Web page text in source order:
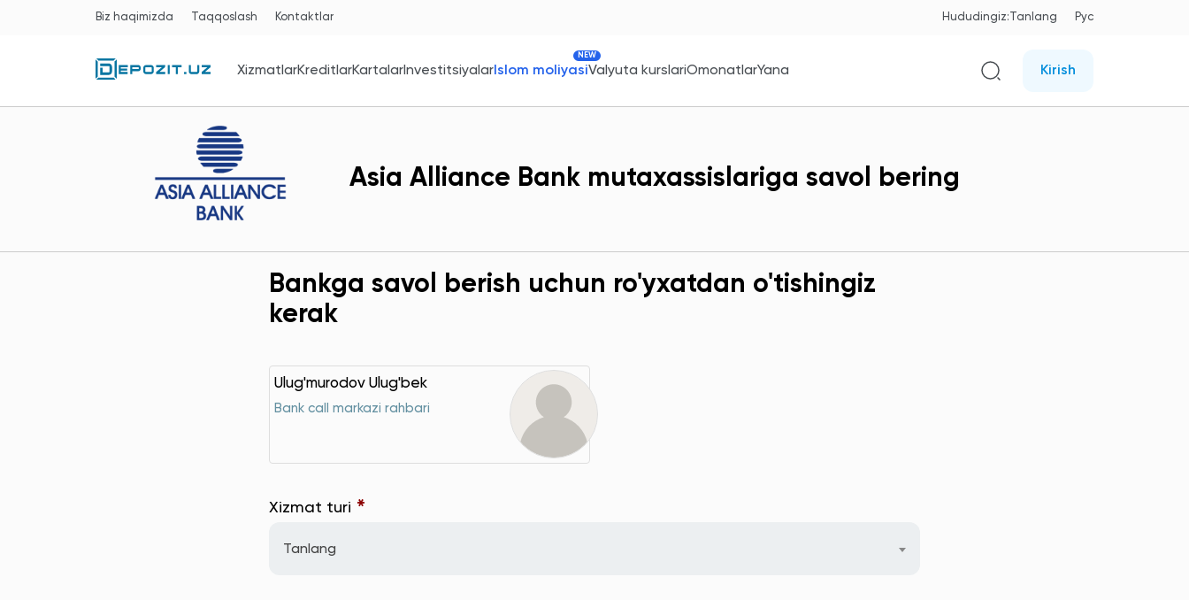
Biz haqimizda Taqqoslash Kontaktlar Hududingiz:Tanlang Рус
XizmatlarKreditlarKartalarInvestitsiyalarIslom moliyasi
NEW
Valyuta kurslariOmonatlarYana Kirish
Asia Alliance Bank mutaxassislariga savol bering
Bankga savol berish uchun ro'yxatdan o'tishingiz
kerak
Ulug'murodov Ulug'bek
Bank call markazi rahbari
Xizmat turi *
Tanlang